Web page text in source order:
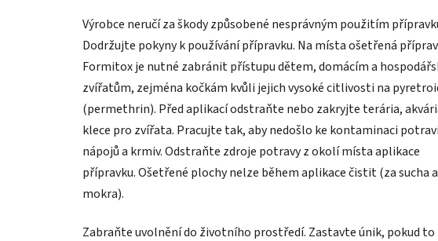
Výrobce neručí za škody způsobené nesprávným použitím
Dodržujte pokyny k používání přípravku. Na místa ošetřená
Formitox je nutné zabránit přístupu dětem, domácím a
zvířatům, zejména kočkám kvůli jejich vysoké citlivosti na
(permethrin). Před aplikací odstraňte nebo zakryjte terária,
klece pro zvířata. Pracujte tak, aby nedošlo ke kontaminaci
nápojů a krmiv. Odstraňte zdroje potravy z okolí místa aplikace
přípravku. Ošetřené plochy nelze během aplikace čistit (za sucha
mokra).
Zabraňte uvolnění do životního prostředí. Zastavte únik, pokud to